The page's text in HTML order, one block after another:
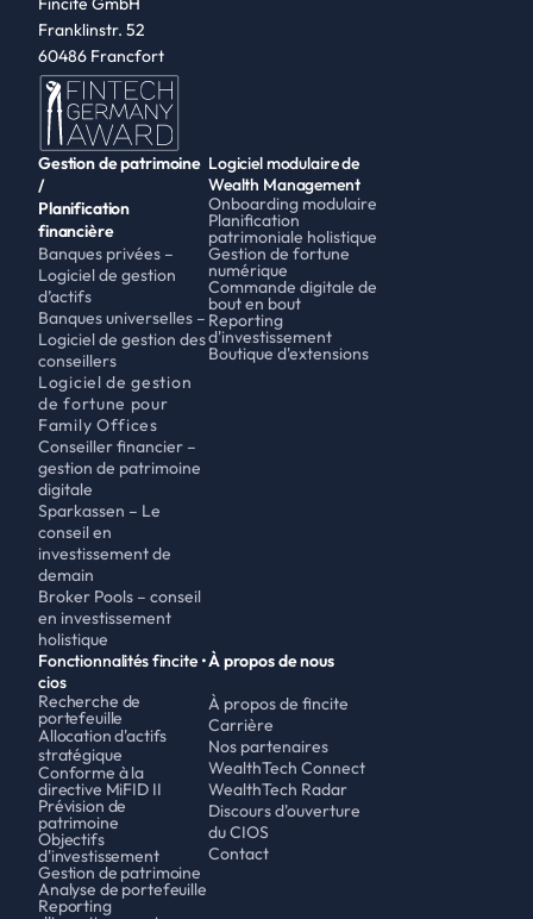
Franklinstr. 52
60486 Francfort
Gestion de patrimoine
/
Planification
financière
Banques privées –
Logiciel de gestion
d’actifs
Banques universelles –
Logiciel de gestion des
conseillers
Logiciel de gestion
de fortune pour
Family Offices
Conseiller financier –
gestion de patrimoine
digitale
Sparkassen – Le
conseil en
investissement de
demain
Broker Pools – conseil
en investissement
holistique
Logiciel modulaire de
Wealth Management
Onboarding modulaire
Planification
patrimoniale holistique
Gestion de fortune
numérique
Commande digitale de
bout en bout
Reporting
d'investissement
Boutique d'extensions
Fonctionnalités fincite •
cios
Recherche de
portefeuille
Allocation d'actifs
stratégique
Conforme à la
directive MiFID II
Prévision de
patrimoine
Objectifs
d'investissement
Gestion de patrimoine
Analyse de portefeuille
Reporting
À propos de nous
À propos de fincite
Carrière
Nos partenaires
WealthTech Connect
WealthTech Radar
Discours d'ouverture
du CIOS
Contact